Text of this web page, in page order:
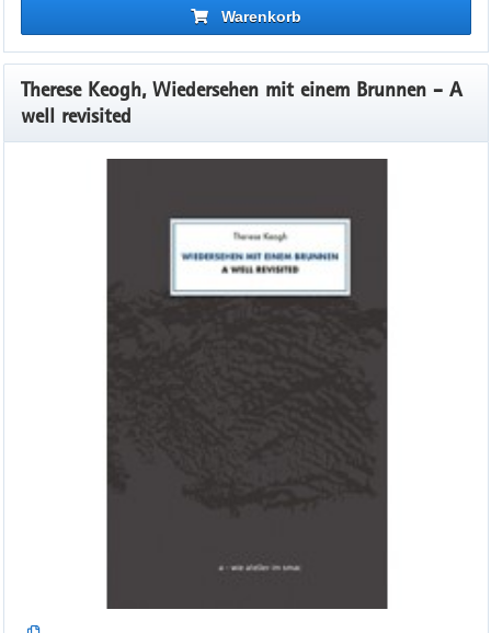
Warenkorb
Therese Keogh, Wiedersehen mit einem Brunnen - A
well revisited